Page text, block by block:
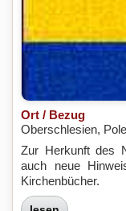
Ort / Bezug
Oberschlesien,
Zur Herkunft des
auch neue
Kirchenbücher.